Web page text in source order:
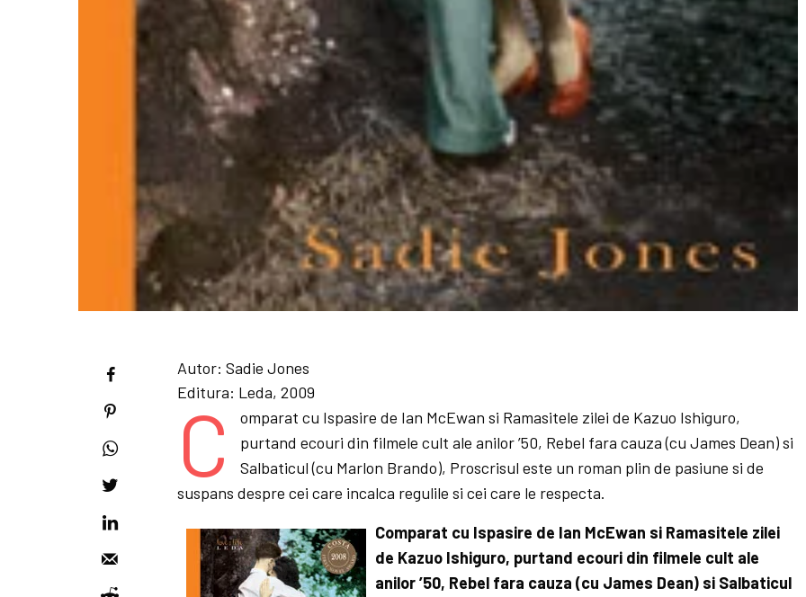
Autor: Sadie Jones
Editura: Leda, 2009
C
omparat cu Ispasire de Ian McEwan si Ramasitele zilei de Kazuo Ishiguro,
purtand ecouri din filmele cult ale anilor ’50, Rebel fara cauza (cu James Dean) si
Salbaticul (cu Marlon Brando), Proscrisul este un roman plin de pasiune si de
suspans despre cei care incalca regulile si cei care le respecta.
Comparat cu Ispasire de Ian McEwan si Ramasitele zilei
de Kazuo Ishiguro, purtand ecouri din filmele cult ale
anilor ’50, Rebel fara cauza (cu James Dean) si Salbaticul